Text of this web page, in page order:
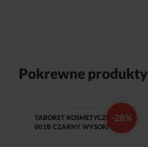
Pokrewne produkty
TABORET KOSMETYCZNY
001B CZARNY WYSOKI
-28%